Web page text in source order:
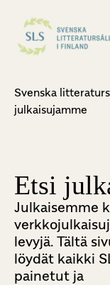
Svenska
julkaisujamme
Etsi
Julkaisemme
levyjä. Tältä
löydät kaikki
painetut ja